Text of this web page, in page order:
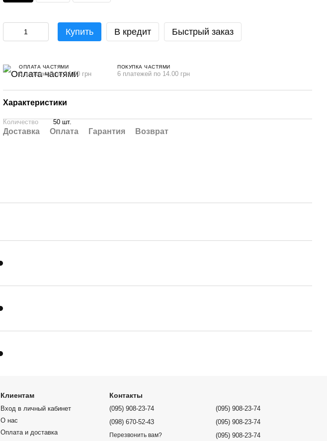
Купить В кредит Быстрый заказ
ОПЛАТА ЧАСТЯМИ
6 платежей по 14.00 грн
ПОКУПКА ЧАСТЯМИ
6 платежей по 14.00 грн
Характеристики
Количество 50 шт.
Доставка Оплата Гарантия Возврат
Клиентам
Вход в личный кабинет
О нас
Оплата и доставка
Контакты
(095) 908-23-74
(098) 670-52-43
Перезвонить вам?
(095) 908-23-74
(095) 908-23-74
(095) 908-23-74